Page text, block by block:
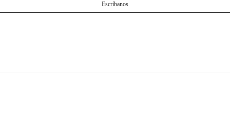
Escríbanos